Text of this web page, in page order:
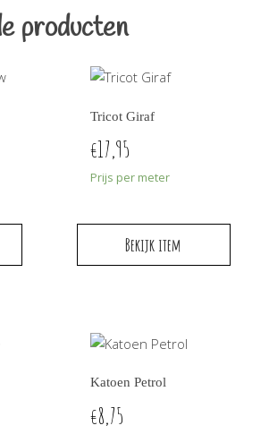
producten
Tricot Giraf
€17,95
Prijs per meter
Bekijk item
Katoen Petrol
€8,75